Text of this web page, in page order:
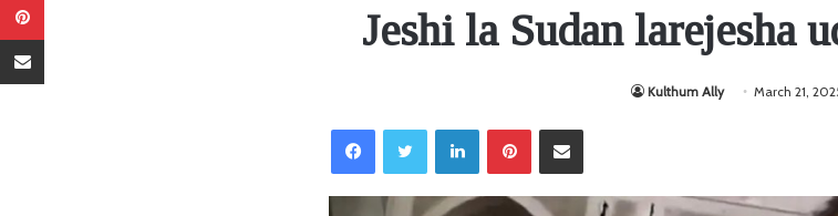
Jeshi la Sudan larejesha
Kulthum Ally March 21,
LinkedIn